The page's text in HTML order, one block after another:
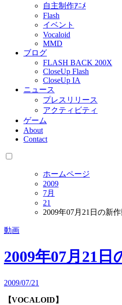
自主制作ｱﾆﾒ
Flash
イベント
Vocaloid
MMD
ブログ
FLASH BACK 200X
CloseUp Flash
CloseUp IA
ニュース
プレスリリース
アクティビティ
ゲーム
About
Contact
ホームページ
2009
7月
21
2009年07月21日の新
動画
2009年07月21日
2009/07/21
【VOCALOID】